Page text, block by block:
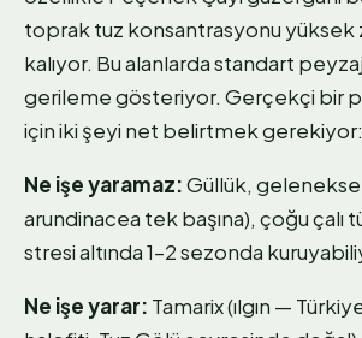
toprak tuz konsantrasyonu yüksek
kalıyor. Bu alanlarda standart
gerileme gösteriyor. Gerçekçi bir
için iki şeyi net belirtmek gerekiyor:
Ne işe yaramaz:Güllük,
arundinacea tek başına), çoğu çalı
stresi altında 1–2 sezonda
Ne işe yarar: Tamarix (ılgın —